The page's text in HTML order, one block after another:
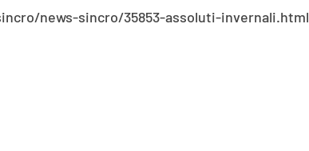
news-sincro/35853-assoluti-invernali.html